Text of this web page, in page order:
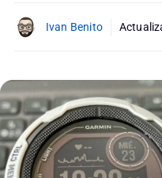
Ivan Benito